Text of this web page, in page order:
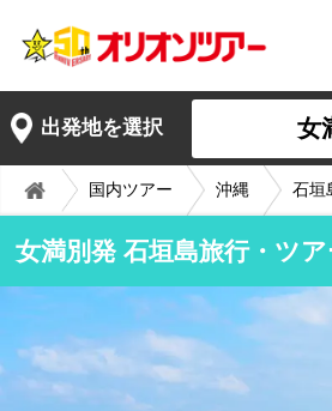
出発地を選択 女
国内ツアー 沖縄 石垣
女満別発 石垣島旅行・ツア